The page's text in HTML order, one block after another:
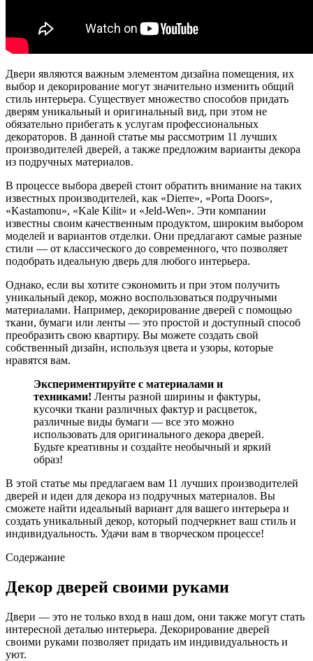
Двери являются важным элементом дизайна помещения, их
выбор и декорирование могут значительно изменить общий
стиль интерьера. Существует множество способов придать
дверям уникальный и оригинальный вид, при этом не
обязательно прибегать к услугам профессиональных
декораторов. В данной статье мы рассмотрим 11 лучших
производителей дверей, а также предложим варианты декора
из подручных материалов.
В процессе выбора дверей стоит обратить внимание на таких
известных производителей, как «Dierre», «Porta Doors»,
«Kastamonu», «Kale Kilit» и «Jeld-Wen». Эти компании
известны своим качественным продуктом, широким выбором
моделей и вариантов отделки. Они предлагают самые разные
стили — от классического до современного, что позволяет
подобрать идеальную дверь для любого интерьера.
Однако, если вы хотите сэкономить и при этом получить
уникальный декор, можно воспользоваться подручными
материалами. Например, декорирование дверей с помощью
ткани, бумаги или ленты — это простой и доступный способ
преобразить свою квартиру. Вы можете создать свой
собственный дизайн, используя цвета и узоры, которые
нравятся вам.
Экспериментируйте с материалами и
техниками! Ленты разной ширины и фактуры,
кусочки ткани различных фактур и расцветок,
различные виды бумаги — все это можно
использовать для оригинального декора дверей.
Будьте креативны и создайте необычный и яркий
образ!
В этой статье мы предлагаем вам 11 лучших производителей
дверей и идеи для декора из подручных материалов. Вы
сможете найти идеальный вариант для вашего интерьера и
создать уникальный декор, который подчеркнет ваш стиль и
индивидуальность. Удачи вам в творческом процессе!
Содержание
Декор дверей своими руками
Двери — это не только вход в наш дом, они также могут стать
интересной деталью интерьера. Декорирование дверей
своими руками позволяет придать им индивидуальность и
уют.